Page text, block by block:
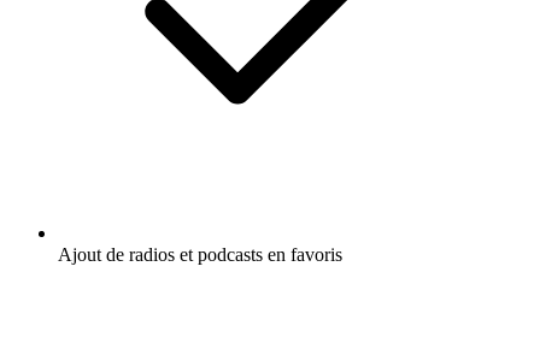
Ajout de radios et podcasts en favoris